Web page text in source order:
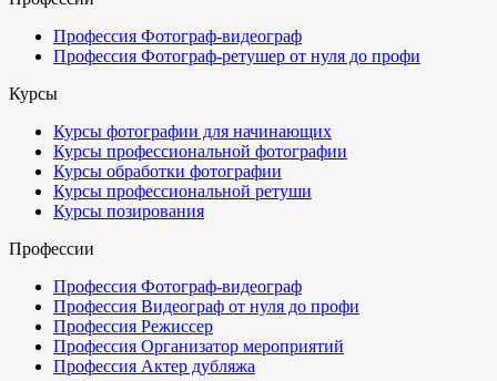
Профессия Фотограф-видеограф
Профессия Фотограф-ретушер от нуля до профи
Курсы
Курсы фотографии для начинающих
Курсы профессиональной фотографии
Курсы обработки фотографии
Курсы профессиональной ретуши
Курсы позирования
Профессии
Профессия Фотограф-видеограф
Профессия Видеограф от нуля до профи
Профессия Режиссер
Профессия Организатор мероприятий
Профессия Актер дубляжа